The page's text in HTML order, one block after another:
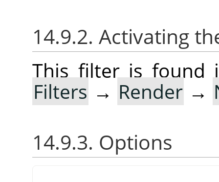
14.9.2. Activating
This filter is found
Filters → Render →
14.9.3. Options